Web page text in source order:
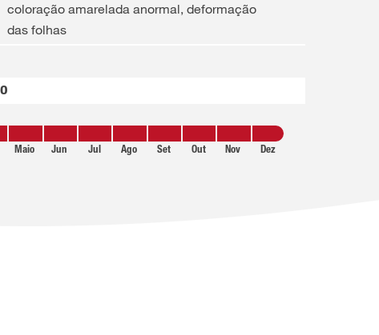
coloração amarelada anormal, deformação
das folhas
Maio Jun Jul Ago Set Out Nov Dez